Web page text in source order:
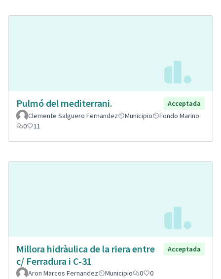
Pulmó del mediterrani.
Acceptada
Clemente Salguero Fernandez
Municipio
Fondo Marino
0
11
Millora hidràulica de la riera entre
c/ Ferradura i C-31
Acceptada
Aron Marcos Fernandez Municipio 0 0